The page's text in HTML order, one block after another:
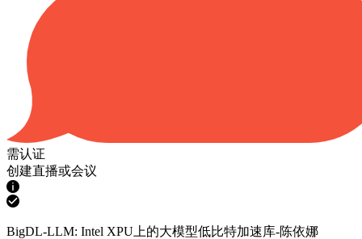
需认证
创建直播或会议
BigDL-LLM: Intel XPU上的大模型低比特加速库-陈依娜